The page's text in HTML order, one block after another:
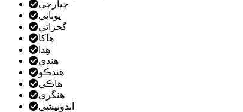
جيارجي
يوناني
گجراتي
هاکا
هِدا
هندي
ھندڪو
هاڪي
هنگري
انڊونيشي